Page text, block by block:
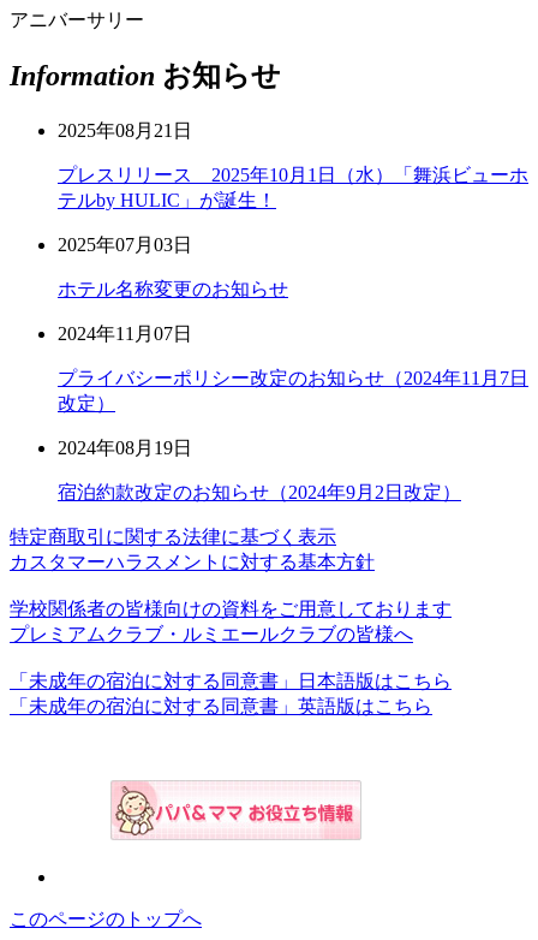
アニバーサリー
Information お知らせ
2025年08月21日
プレスリリース 2025年10月1日（水）「舞浜ビューホ
テルby HULIC」が誕生！
2025年07月03日
ホテル名称変更のお知らせ
2024年11月07日
プライバシーポリシー改定のお知らせ（2024年11月7日
改定）
2024年08月19日
宿泊約款改定のお知らせ（2024年9月2日改定）
特定商取引に関する法律に基づく表示
カスタマーハラスメントに対する基本方針
学校関係者の皆様向けの資料をご用意しております
プレミアムクラブ・ルミエールクラブの皆様へ
「未成年の宿泊に対する同意書」日本語版はこちら
「未成年の宿泊に対する同意書」英語版はこちら
このページのトップへ